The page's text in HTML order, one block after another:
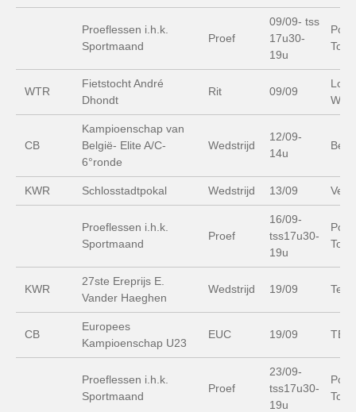
Proeflessen i.h.k.
Sportmaand
Proef
09/09- tss
17u30-
19u
WTR
Fietstocht André
Dhondt
Rit 09/09
CB
Kampioenschap van
België- Elite A/C-
6°ronde
Wedstrijd
12/09-
14u
KWR Schlosstadtpokal Wedstrijd 13/09
Proeflessen i.h.k.
Sportmaand
Proef
16/09-
tss17u30-
19u
KWR
27ste Ereprijs E.
Vander Haeghen
Wedstrijd 19/09 Ter
CB
Europees
Kampioenschap U23
EUC 19/09 TBD
Proeflessen i.h.k.
Sportmaand
Proef
23/09-
tss17u30-
19u